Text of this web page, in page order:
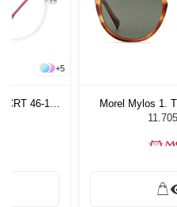
+5
46-17
Morel Mylos 1.
Güneş